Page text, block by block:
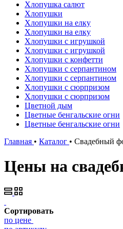
Хлопушка салют
Хлопушки
Хлопушки на елку
Хлопушки на елку
Хлопушки с игрушкой
Хлопушки с игрушкой
Хлопушки с конфетти
Хлопушки с серпантином
Хлопушки с серпантином
Хлопушки с сюрпризом
Хлопушки с сюрпризом
Цветной дым
Цветные бенгальские огни
Цветные бенгальские огни
Главная • Каталог • Свадебный
Цены на
Сортировать
по цене